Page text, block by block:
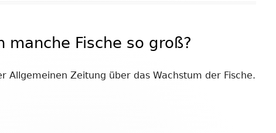
manche Fische so groß?
Allgemeinen Zeitung über das Wachstum der Fische.